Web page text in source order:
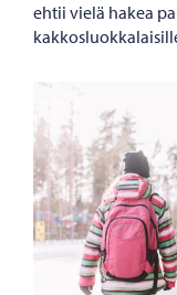
ehtii vielä hakea